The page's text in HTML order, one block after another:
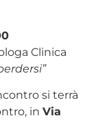
Clinica
si terrà
in Via